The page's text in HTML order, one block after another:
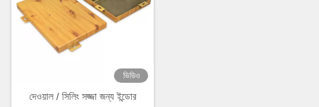
ভিডিও
দেওয়াল / সিলিং সজ্জা জন্য ইন্ডোর